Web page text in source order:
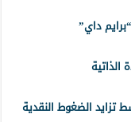
داي”
تزايد الضغوط النقدية